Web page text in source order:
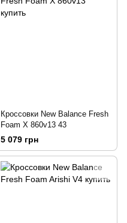
Кроссовки New Balance Fresh
Foam X 860v13 43
5 079 грн